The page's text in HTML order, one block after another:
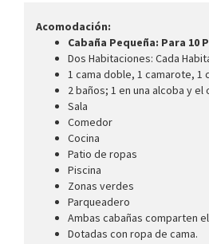
Acomodación:
Cabaña Pequeña: Para 10
Dos Habitaciones: Cada
1 cama doble, 1 camarote, 1
2 baños; 1 en una alcoba y el
Sala
Comedor
Cocina
Patio de ropas
Piscina
Zonas verdes
Parqueadero
Ambas cabañas comparten
Dotadas con ropa de cama.